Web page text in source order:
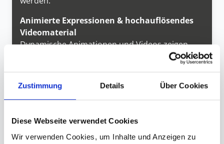
Zustimmung Details Über Cookies
Diese Webseite verwendet Cookies
Wir verwenden Cookies, um Inhalte und Anzeigen zu
Animierte Expressionen & hochauflösendes
Videomaterial
Dynamische Animationen und Videos zeigen
typische Bewegungsverläufe, Intensitätsstufen
und Kombinationen mimischer Signaleinheiten –
realitätsnah, nachvollziehbar und didaktisch
präzise.
bis über 51.000 Bilder
Zum Start stehen Ihnen 2.632 qualitätsgeprüfte